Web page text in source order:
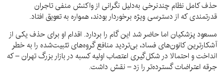
حذف کامل نظام چندنرخی به‌دلیل نگرانی از واکنش منفی تاجران
قدرتمندی که از دسترسی ویژه برخوردار بودند، همواره به تعویق افتاد.
مسعود پزشکیان اما حاضر شد این گام را بردارد. اقدام او برای حذف یکی از
آشکارترین کانون‌های فساد، بی‌تردید منافع گروه‌های تثبیت‌شده را به خطر
انداخت و احتمالا در شکل‌گیری اعتصاب اولیه کسبه در بازار بزرگ تهران – که
جرقه اعتراضات گسترده‌تر را زد – نقش داشت.